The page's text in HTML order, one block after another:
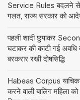
Service Rules बदलने से
गलत, राज्य सरकार को
पहली शादी छुपाकर
घटाकर की काटी गई अवधि
बरकरार रखी दोषसिद्धि
Habeas Corpus याचिका
करने वाली बालिग महिला